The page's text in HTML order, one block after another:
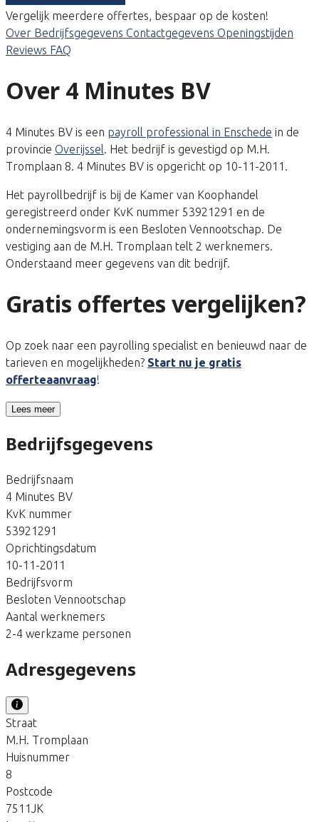
Vergelijk meerdere offertes, bespaar op de kosten!
Over Bedrijfsgegevens Contactgegevens Openingstijden
Reviews FAQ
Over 4 Minutes BV
4 Minutes BV is een payroll professional in Enschede in de
provincie Overijssel. Het bedrijf is gevestigd op M.H.
Tromplaan 8. 4 Minutes BV is opgericht op 10-11-2011.
Het payrollbedrijf is bij de Kamer van Koophandel
geregistreerd onder KvK nummer 53921291 en de
ondernemingsvorm is een Besloten Vennootschap. De
vestiging aan de M.H. Tromplaan telt 2 werknemers.
Onderstaand meer gegevens van dit bedrijf.
Gratis offertes vergelijken?
Op zoek naar een payrolling specialist en benieuwd naar de
tarieven en mogelijkheden? Start nu je gratis
offerteaanvraag!
Lees meer
Bedrijfsgegevens
Bedrijfsnaam
4 Minutes BV
KvK nummer
53921291
Oprichtingsdatum
10-11-2011
Bedrijfsvorm
Besloten Vennootschap
Aantal werknemers
2-4 werkzame personen
Adresgegevens
Straat
M.H. Tromplaan
Huisnummer
8
Postcode
7511JK